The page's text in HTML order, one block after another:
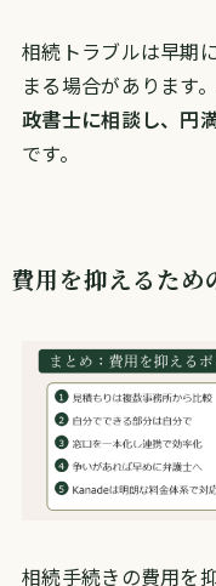
相続トラブルは早期
まる場合があります
政書士に相談し、円
です。
費用を抑えるため
相続手続きの費用を